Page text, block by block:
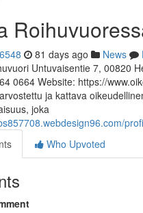
81 days ago News
Untuvaisentie 7, 00820
0664 Website: https://
ja kattava
joka
Who Upvoted